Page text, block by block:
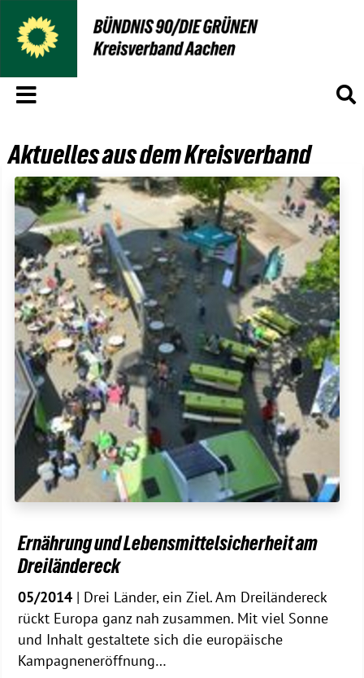
Menü
Aktuelles aus dem Kreisverband
Ernährung und Lebensmittelsicherheit am
Dreiländereck
05/2014 | Drei Länder, ein Ziel. Am Dreiländereck
rückt Europa ganz nah zusammen. Mit viel Sonne
und Inhalt gestaltete sich die europäische
Kampagneneröffnung…